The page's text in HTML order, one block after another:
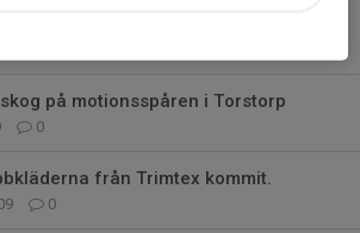
på motionsspåren i Torstorp
0
från Trimtex kommit.
0